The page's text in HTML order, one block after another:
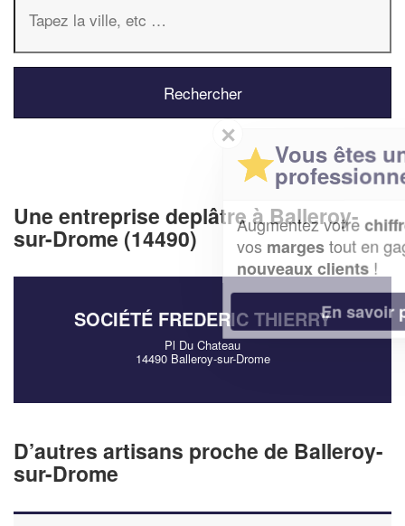
Une entreprise deplâtre à Balleroy-
sur-Drome (14490)
SOCIÉTÉ FREDERIC THIERRY
Pl Du Chateau
14490 Balleroy-sur-Drome
D’autres artisans proche de Balleroy-
sur-Drome
Vous êtes un
professionnel ?
Augmentez votrechiffre d'affaireset
vosmarges
tout en gagnant de
nouveaux clients!
En savoir plus